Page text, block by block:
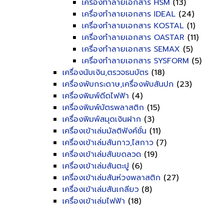
เครื่องทำลายเอกสาร HSM (13)
เครื่องทำลายเอกสาร IDEAL (24)
เครื่องทำลายเอกสาร KOSTAL (1)
เครื่องทำลายเอกสาร OASTAR (11)
เครื่องทำลายเอกสาร SEMAX (5)
เครื่องทำลายเอกสาร SYSFORM (5)
เครื่องนับเงิน,ตรวจธนบัตร (18)
เครื่องพับกระดาษ,เครื่องพับสันปก (23)
เครื่องพิมพ์ดีดไฟฟ้า (4)
เครื่องพิมพ์บัตรพลาสติก (15)
เครื่องพิมพ์สมุดเงินฝาก (3)
เครื่องเข้าเล่มมัลติฟังค์ชั่น (11)
เครื่องเข้าเล่มสันกาว,ไสกาว (7)
เครื่องเข้าเล่มสันขดลวด (19)
เครื่องเข้าเล่มสันตะปู (6)
เครื่องเข้าเล่มสันห่วงพลาสติก (27)
เครื่องเข้าเล่มสันเกลียว (8)
เครื่องเข้าเล่มไฟฟ้า (18)